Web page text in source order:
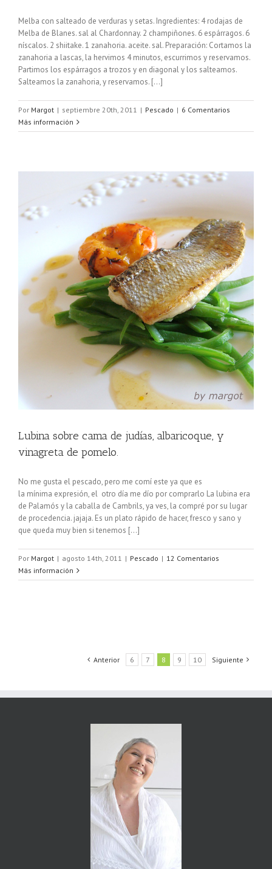
Melba con salteado de verduras y setas. Ingredientes: 4 rodajas de
Melba de Blanes. sal al Chardonnay. 2 champiñones. 6 espárragos. 6
níscalos. 2 shiitake. 1 zanahoria. aceite. sal. Preparación: Cortamos la
zanahoria a lascas, la hervimos 4 minutos, escurrimos y reservamos.
Partimos los espárragos a trozos y en diagonal y los salteamos.
Salteamos la zanahoria, y reservamos. [...]
Por Margot | septiembre 20th, 2011 | Pescado | 6 Comentarios
Más información
Lubina sobre cama de judías, albaricoque, y
vinagreta de pomelo.
No me gusta el pescado, pero me comí este ya que es
la mínima expresión, el otro día me dío por comprarlo La lubina era
de Palamós y la caballa de Cambrils, ya ves, la compré por su lugar
de procedencia. jajaja. Es un plato rápido de hacer, fresco y sano y
que queda muy bien si tenemos [...]
Por Margot | agosto 14th, 2011 | Pescado | 12 Comentarios
Más información
Anterior 6 7 8 9 10 Siguiente